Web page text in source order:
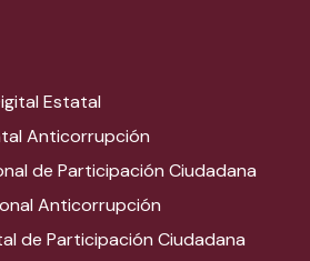
Estatal
Anticorrupción
de Participación Ciudadana
Anticorrupción
de Participación Ciudadana